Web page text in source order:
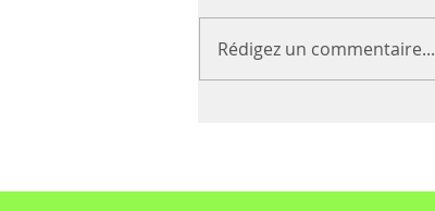
Voir… la France tout nu
Rédigez un commentaire...